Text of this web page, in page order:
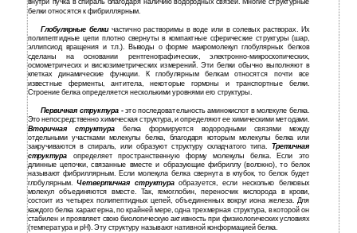
внутри пучка в спираль благодаря наличию водородных связей. Многие структурные
белки относятся к фибриллярным.
Глобулярные белки частично растворимы в воде или в солевых растворах. Их
полипептидные цепи плотно свернуты в компактные сферические структуры (шар,
эллипсиод вращения и т.п.). Выводы о форме макромолекул глобулярных белков
сделаны на основании рентгенографических, электронно-микроскопических,
осмометричесих и вискозиметрических измерений. Эти белки обычно выполняют в
клетках динамические функции. К глобулярным белкам относятся почти все
известные ферменты, антитела, некоторые гормоны и транспортные белки.
Строение белка определяется несколькими уровнями его структуры.
Первичная структура -это последовательность аминокислот в молекуле белка.
Это непосредственно химическая структура, и определяют ее химическими методами.
Вторичная структура белка формируется водородными связями между
отдельными участками молекулы белка, благодаря которым молекулы белка или
закручиваются в спираль, или образуют структуру складчатого типа.
Третичная
структура определяет пространственную форму молекулы белка. Если это
длинные цепочки, связанные вместе и образующие фибриллу (волокно), то белок
называют фибриллярным. Если молекула белка свернута в клубок, то белок будет
глобулярным.Четвертичная структураобразуется, если несколько белковых
молекул объединяются вместе. Так, гемоглобин, переносчик кислорода в крови,
состоит из четырех полипептидных цепей, объединенных вокруг иона железа. Для
каждого белка характерна, по крайней мере, одна трехмерная структура, в которой он
стабилен и проявляет свою биологическую активность при физиологических условиях
(температура и рН). Эту структуру называют нативной конформацией белка.